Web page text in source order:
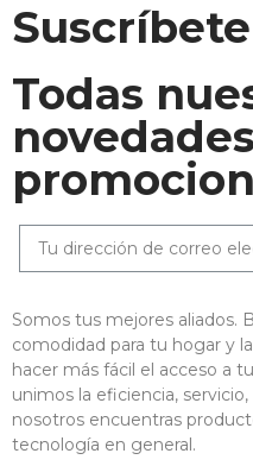
Todas
Somos tus mejores aliados.
comodidad para tu hogar y
hacer más fácil el acceso a
unimos la eficiencia,
nosotros encuentras
tecnología en general.